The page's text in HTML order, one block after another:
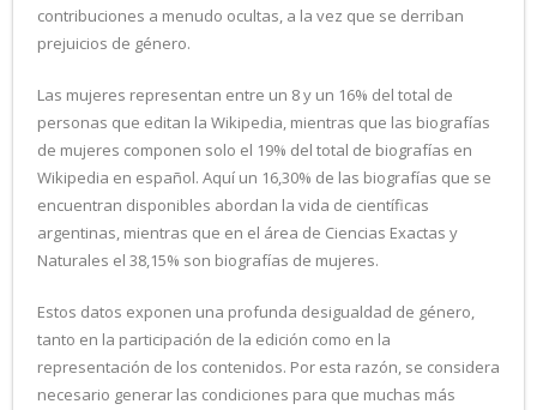
contribuciones a menudo ocultas, a la vez que se derriban
prejuicios de género.
Las mujeres representan entre un 8 y un 16% del total de
personas que editan la Wikipedia, mientras que las biografías
de mujeres componen solo el 19% del total de biografías en
Wikipedia en español. Aquí un 16,30% de las biografías que se
encuentran disponibles abordan la vida de científicas
argentinas, mientras que en el área de Ciencias Exactas y
Naturales el 38,15% son biografías de mujeres.
Estos datos exponen una profunda desigualdad de género,
tanto en la participación de la edición como en la
representación de los contenidos. Por esta razón, se considera
necesario generar las condiciones para que muchas más